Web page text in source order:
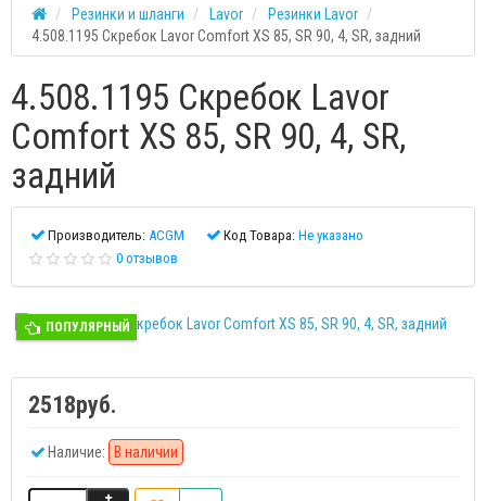
Резинки и шланги Lavor
Резинки Lavor
4.508.1195 Скребок Lavor Comfort XS 85, SR 90, 4, SR, задний
4.508.1195 Скребок Lavor
Comfort XS 85, SR 90, 4, SR,
задний
Производитель: ACGM Код Товара: Не указано
0 отзывов
ПОПУЛЯРНЫЙ
2518руб.
Наличие: В наличии